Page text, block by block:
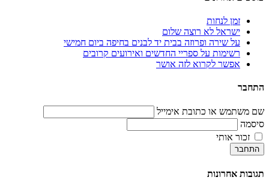
זמן לנחות
ישראל לא רוצה שלום
על שירה ופרוזה בבית יד לבנים בחיפה ביום חמישי
רשימות על ספריי החדשים ואירועים קרובים
אפשר לקרוא לזה אושר
התחבר
שם משתמש או כתובת אימייל
סיסמה
זכור אותי
התחבר
תגובות אחרונות